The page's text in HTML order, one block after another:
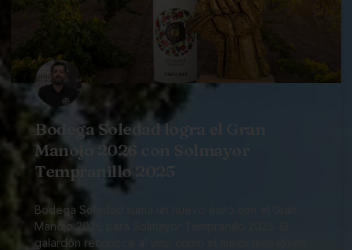
Bodega Soledad logra el Gran
Manojo 2026 con Solmayor
Tempranillo 2025
Bodega Soledad suma un nuevo éxito con el Gran
Manojo 2026 para Solmayor Tempranillo 2025. El
galardón reconoce al vino como el mejor tinto joven